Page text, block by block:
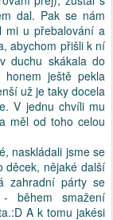
dal. Pak se nám
mi u přebalování a
abychom přišli k ní
duchu skákala do
ještě pekla
už je taky docela
V jednu chvíli mu
měl od toho celou
naskládali jsme se
děcek, nějaké další
zahradní párty se
během smažení
A k tomu jakési